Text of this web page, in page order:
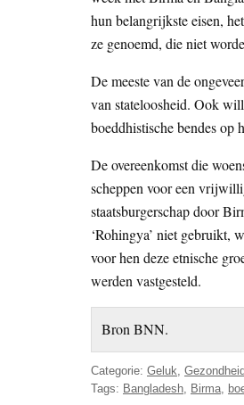
hun belangrijkste eisen,
ze genoemd, die niet
De meeste van de
van stateloosheid. Ook
boeddhistische bendes op
De overeenkomst die
scheppen voor een
staatsburgerschap door
‘Rohingya’ niet gebruikt,
voor hen deze etnische
werden vastgesteld.
Bron BNN.
Categorie: Geluk Gezondheid
Tags: Bangladesh Birma